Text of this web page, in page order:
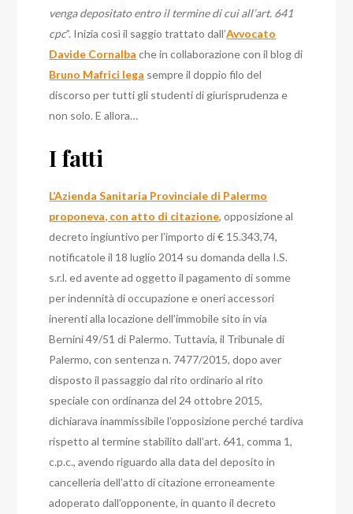
venga depositato entro il termine di cui all’art. 641
cpc”. Inizia così il saggio trattato dall’Avvocato
Davide Cornalba che in collaborazione con il blog di
Bruno Mafrici lega sempre il doppio filo del
discorso per tutti gli studenti di giurisprudenza e
non solo. E allora…
I fatti
L’Azienda Sanitaria Provinciale di Palermo
proponeva, con atto di citazione, opposizione al
decreto ingiuntivo per l’importo di € 15.343,74,
notificatole il 18 luglio 2014 su domanda della I.S.
s.r.l. ed avente ad oggetto il pagamento di somme
per indennità di occupazione e oneri accessori
inerenti alla locazione dell’immobile sito in via
Bernini 49/51 di Palermo. Tuttavia, il Tribunale di
Palermo, con sentenza n. 7477/2015, dopo aver
disposto il passaggio dal rito ordinario al rito
speciale con ordinanza del 24 ottobre 2015,
dichiarava inammissibile l’opposizione perché tardiva
rispetto al termine stabilito dall’art. 641, comma 1,
c.p.c., avendo riguardo alla data del deposito in
cancelleria dell’atto di citazione erroneamente
adoperato dall’opponente, in quanto il decreto